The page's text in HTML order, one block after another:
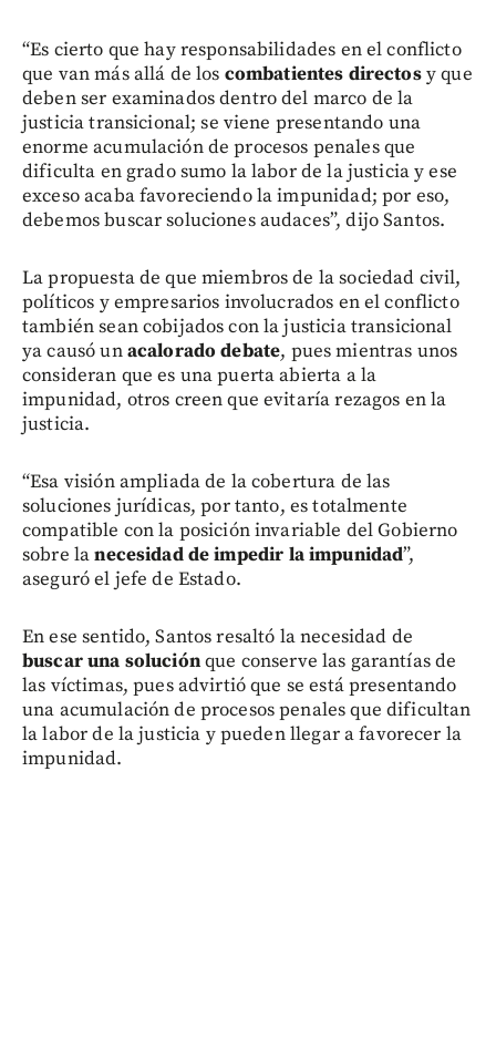
“Es cierto que hay responsabilidades en el conflicto
que van más allá de los combatientes directosy que
deben ser examinados dentro del marco de la
justicia transicional; se viene presentando una
enorme acumulación de procesos penales que
dificulta en grado sumo la labor de la justicia y ese
exceso acaba favoreciendo la impunidad; por eso,
debemos buscar soluciones audaces”, dijo Santos.
La propuesta de que miembros de la sociedad civil,
políticos y empresarios involucrados en el conflicto
también sean cobijados con la justicia transicional
ya causó unacalorado debate, pues mientras unos
consideran que es una puerta abierta a la
impunidad, otros creen que evitaría rezagos en la
justicia.
“Esa visión ampliada de la cobertura de las
soluciones jurídicas, por tanto, es totalmente
compatible con la posición invariable del Gobierno
sobre lanecesidad de impedir la impunidad”,
aseguró el jefe de Estado.
En ese sentido, Santos resaltó la necesidad de
buscar una soluciónque conserve las garantías de
las víctimas, pues advirtió que se está presentando
una acumulación de procesos penales que dificultan
la labor de la justicia y pueden llegar a favorecer la
impunidad.